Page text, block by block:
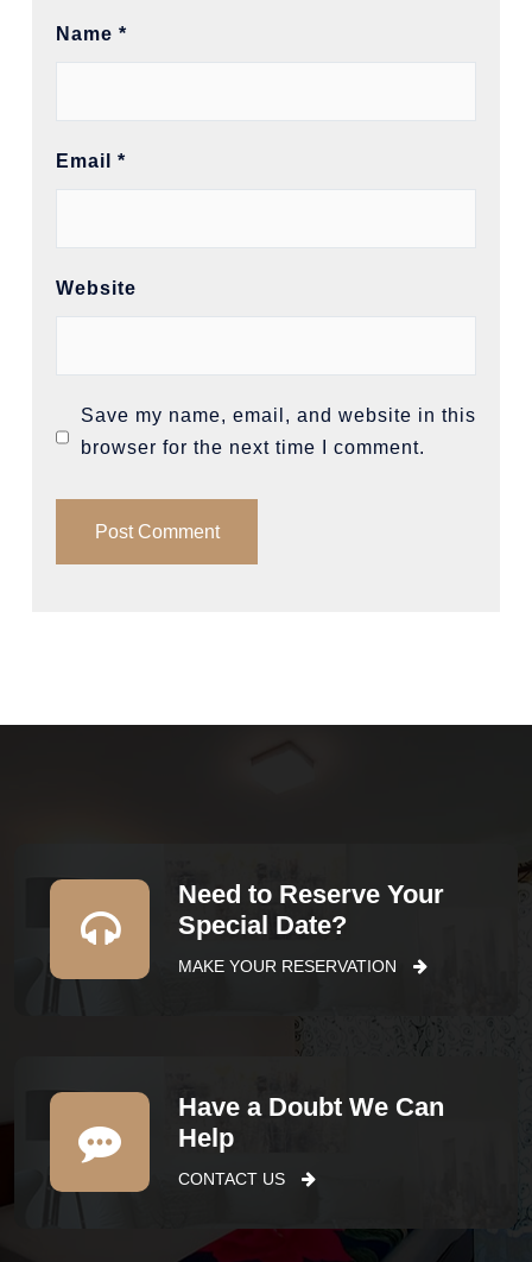
Name *
Email *
Website
Save my name, email, and website in this
browser for the next time I comment.
Need to Reserve Your
Special Date?
MAKE YOUR RESERVATION
Have a Doubt We Can
Help
CONTACT US